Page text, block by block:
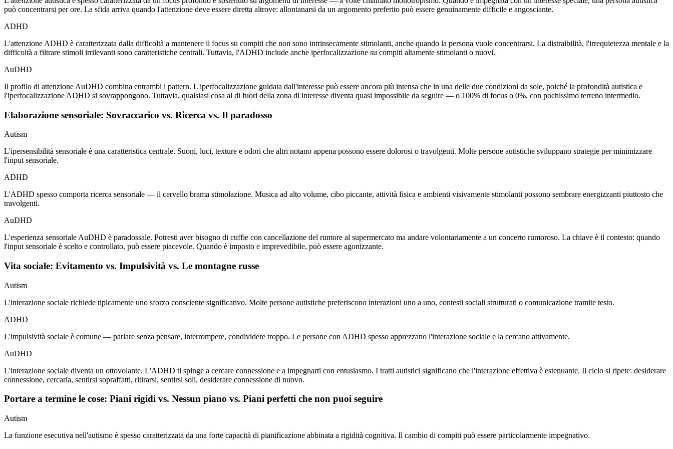
può concentrarsi per ore. La sfida arriva quando l'attenzione deve essere diretta altrove: allontanarsi da un argomento preferito può essere genuinamente difficile e angosciante.
ADHD
L'attenzione ADHD è caratterizzata dalla difficoltà a mantenere il focus su compiti che non sono intrinsecamente stimolanti, anche quando la persona vuole concentrarsi. La distraibilità, l'irrequietezza mentale e la
difficoltà a filtrare stimoli irrilevanti sono caratteristiche centrali. Tuttavia, l'ADHD include anche iperfocalizzazione su compiti altamente stimolanti o nuovi.
AuDHD
Il profilo di attenzione AuDHD combina entrambi i pattern. L'iperfocalizzazione guidata dall'interesse può essere ancora più intensa che in una delle due condizioni da sole, poiché la profondità autistica e
l'iperfocalizzazione ADHD si sovrappongono. Tuttavia, qualsiasi cosa al di fuori della zona di interesse diventa quasi impossibile da seguire — o 100% di focus o 0%, con pochissimo terreno intermedio.
Elaborazione sensoriale: Sovraccarico vs. Ricerca vs. Il paradosso
Autism
L'ipersensibilità sensoriale è una caratteristica centrale. Suoni, luci, texture e odori che altri notano appena possono essere dolorosi o travolgenti. Molte persone autistiche sviluppano strategie per minimizzare
l'input sensoriale.
ADHD
L'ADHD spesso comporta ricerca sensoriale — il cervello brama stimolazione. Musica ad alto volume, cibo piccante, attività fisica e ambienti visivamente stimolanti possono sembrare energizzanti piuttosto che
travolgenti.
AuDHD
L'esperienza sensoriale AuDHD è paradossale. Potresti aver bisogno di cuffie con cancellazione del rumore al supermercato ma andare volontariamente a un concerto rumoroso. La chiave è il contesto: quando
l'input sensoriale è scelto e controllato, può essere piacevole. Quando è imposto e imprevedibile, può essere agonizzante.
Vita sociale: Evitamento vs. Impulsività vs. Le montagne russe
Autism
L'interazione sociale richiede tipicamente uno sforzo consciente significativo. Molte persone autistiche preferiscono interazioni uno a uno, contesti sociali strutturati o comunicazione tramite testo.
ADHD
L'impulsività sociale è comune — parlare senza pensare, interrompere, condividere troppo. Le persone con ADHD spesso apprezzano l'interazione sociale e la cercano attivamente.
AuDHD
L'interazione sociale diventa un ottovolante. L'ADHD ti spinge a cercare connessione e a impegnarti con entusiasmo. I tratti autistici significano che l'interazione effettiva è estenuante. Il ciclo si ripete: desiderare
connessione, cercarla, sentirsi sopraffatti, ritirarsi, sentirsi soli, desiderare connessione di nuovo.
Portare a termine le cose: Piani rigidi vs. Nessun piano vs. Piani perfetti che non puoi seguire
Autism
La funzione esecutiva nell'autismo è spesso caratterizzata da una forte capacità di pianificazione abbinata a rigidità cognitiva. Il cambio di compiti può essere particolarmente impegnativo.